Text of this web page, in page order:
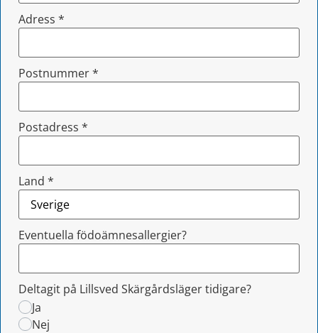
Adress *
Postnummer*
Postadress *
Land *
Eventuella födoämnesallergier?
Deltagit på Lillsved Skärgårdsläger tidigare?
Ja
Nej